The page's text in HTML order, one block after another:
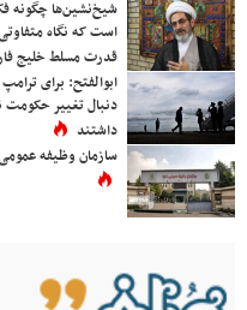
شیخ‌نشین‌ها چگونه
است که نگاه
قدرت مسلط خلیج
ابوالفتح: برای
دنبال تغییر
داشتند
سازمان وظیفه عمومی